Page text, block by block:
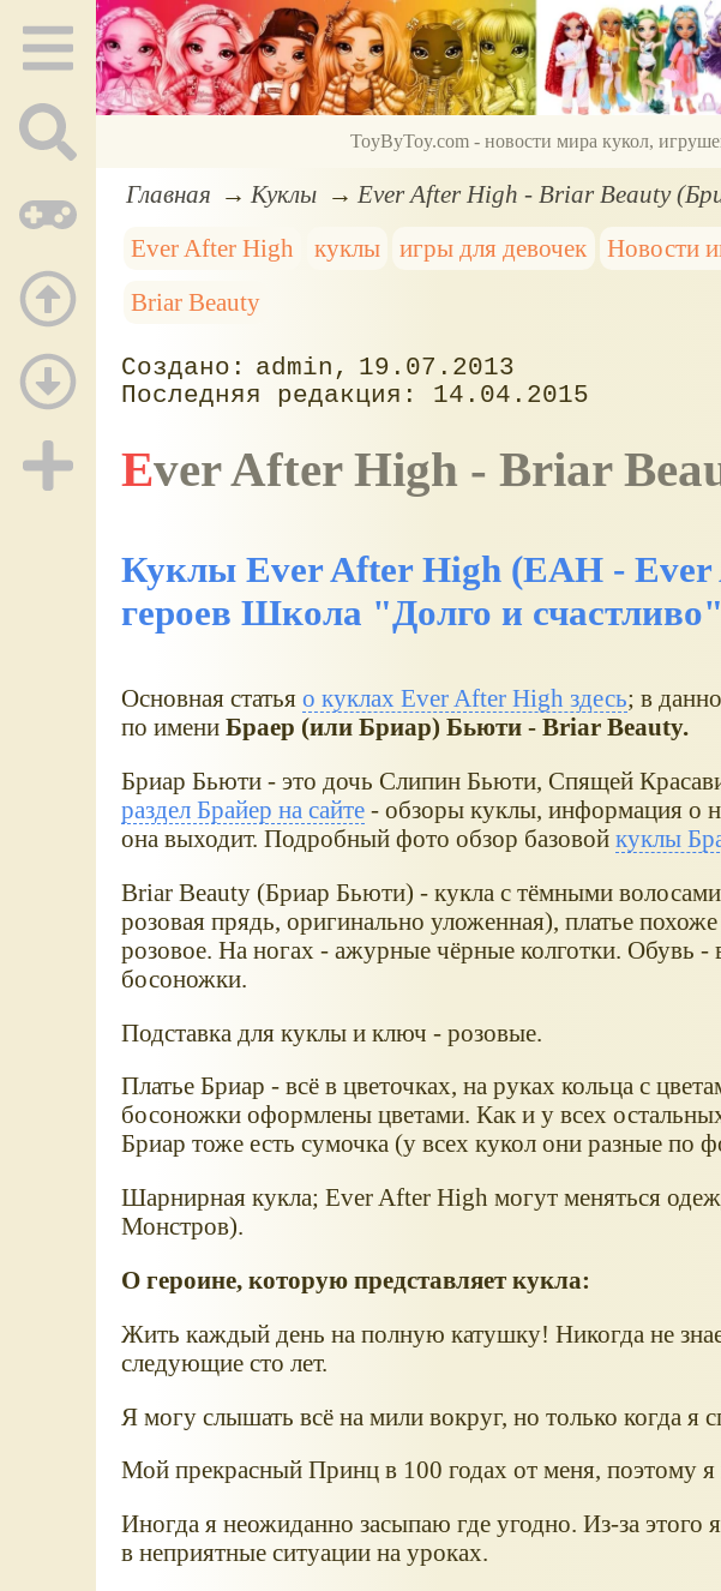
ToyByToy.com - новости мира кукол,
Главная Куклы
Ever After High - Briar Beauty
Ever After High
куклы игры для девочек Новости
Briar Beauty
admin
19.07.2013
14.04.2015
Ever After High - Briar
Куклы Ever After High (EAH -
героев Школа "Долго и счастливо"
Основная статья о куклах Ever After High здесь; в
по имени Браер (или Бриар) Бьюти - Briar Beauty.
Бриар Бьюти - это дочь Слипин Бьюти, Спящей
раздел Брайер на сайте- обзоры куклы, информация о
она выходит. Подробный фото обзор базовой куклы
Briar Beauty (Бриар Бьюти) - кукла с тёмными волосами
розовая прядь, оригинально уложенная), платье
розовое. На ногах - ажурные чёрные колготки. Обувь -
босоножки.
Подставка для куклы и ключ - розовые.
Платье Бриар - всё в цветочках, на руках кольца с
босоножки оформлены цветами. Как и у всех
Бриар тоже есть сумочка (у всех кукол они разные по
Шарнирная кукла; Ever After High могут меняться
Монстров).
О героине, которую представляет кукла:
Жить каждый день на полную катушку! Никогда не
следующие сто лет.
Я могу слышать всё на мили вокруг, но только когда я
Мой прекрасный Принц в 100 годах от меня, поэтому я
Иногда я неожиданно засыпаю где угодно. Из-за этого
в неприятные ситуации на уроках.